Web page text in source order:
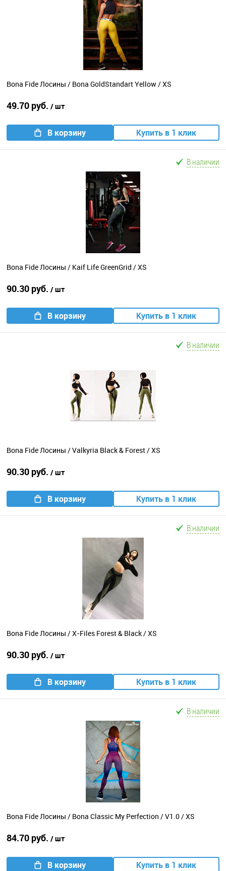
Bona Fide Лосины / Bona GoldStandart Yellow / XS
49.70 руб. / шт
В корзину Купить в 1 клик
В наличии
Bona Fide Лосины / Kaif Life GreenGrid / XS
90.30 руб. / шт
В корзину Купить в 1 клик
В наличии
Bona Fide Лосины / Valkyria Black & Forest / XS
90.30 руб. / шт
В корзину Купить в 1 клик
В наличии
Bona Fide Лосины / X-Files Forest & Black / XS
90.30 руб. / шт
В корзину Купить в 1 клик
В наличии
Bona Fide Лосины / Bona Classic My Perfection / V1.0 / XS
84.70 руб. / шт
В корзину Купить в 1 клик